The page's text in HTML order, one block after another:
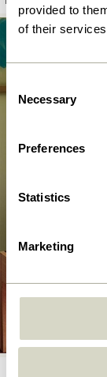
provided to
of their
Consent
Selection
Necessary
Preferences
Statistics
Marketing